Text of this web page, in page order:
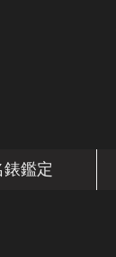
錶鑑定